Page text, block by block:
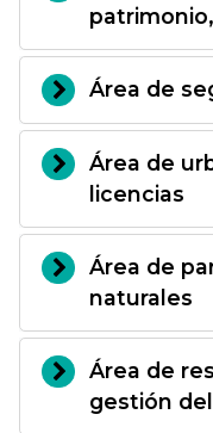
Área de
Área de
licencias
Área de
naturales
Área de
gestión